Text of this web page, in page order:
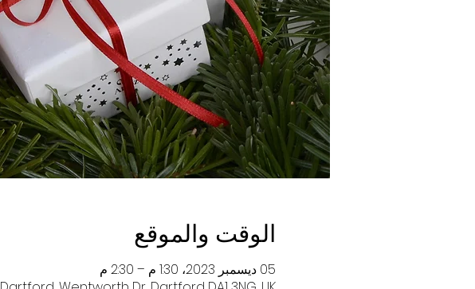
الوقت والموقع
05 ديسمبر 2023، 1:30 م – 2:30 م